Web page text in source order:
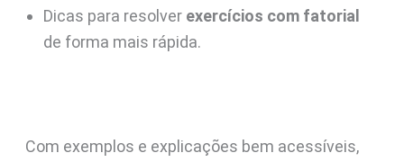
Dicas para resolver exercícios com fatorial
de forma mais rápida.
Com exemplos e explicações bem acessíveis,